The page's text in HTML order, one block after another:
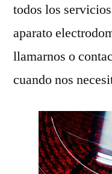
todos los
aparato
llamarnos o
cuando nos